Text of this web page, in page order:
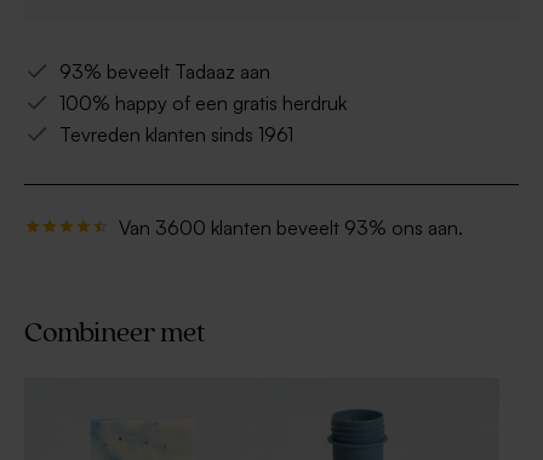
93% beveelt Tadaaz aan
100% happy of een gratis herdruk
Tevreden klanten sinds 1961
Van 3600 klanten beveelt 93% ons aan.
Combineer met